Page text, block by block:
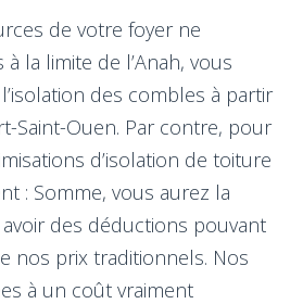
de votre foyer ne
la limite de l’Anah, vous
des combles à partir
Saint-Ouen. Par contre, pour
d’isolation de toiture
: Somme, vous aurez la
des déductions pouvant
nos prix traditionnels. Nos
à un coût vraiment